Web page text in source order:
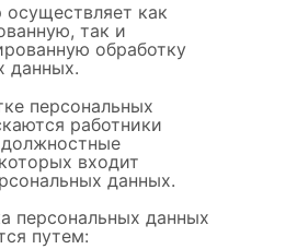
осуществляет как
так и
обработку
данных.
персональных
работники
входит
данных.
персональных данных
путем: